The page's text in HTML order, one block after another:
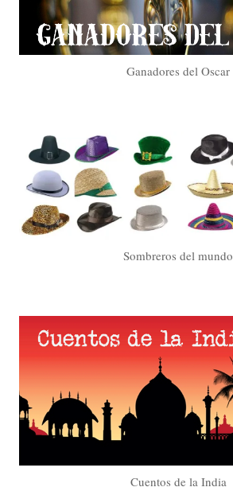
Ganadores del Oscar
Sombreros del mundo
Cuentos de la India